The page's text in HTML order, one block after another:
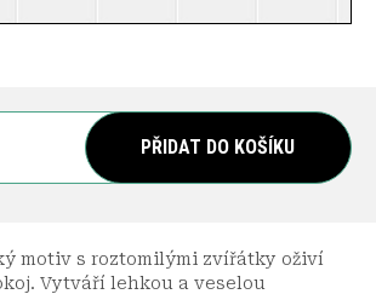
PŘIDAT DO KOŠÍKU
motiv s roztomilými zvířátky oživí
Vytváří lehkou a veselou